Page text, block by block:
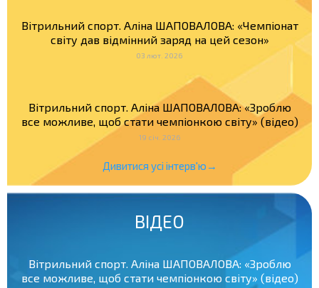
Вітрильний спорт. Аліна ШАПОВАЛОВА: «Чемпіонат
світу дав відмінний заряд на цей сезон»
03 лют. 2026
Вітрильний спорт. Аліна ШАПОВАЛОВА: «Зроблю
все можливе, щоб стати чемпіонкою світу» (відео)
19 січ. 2026
Дивитися усі інтерв'ю→
ВІДЕО
Вітрильний спорт. Аліна ШАПОВАЛОВА: «Зроблю
все можливе, щоб стати чемпіонкою світу» (відео)